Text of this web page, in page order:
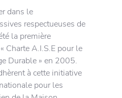
dans le
respectueuses de
la première
Charte A.I.S.E pour le
Durable » en 2005.
à cette initiative
pour les